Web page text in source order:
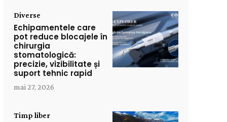
Diverse
Echipamentele care
pot reduce blocajele în
chirurgia
stomatologică:
precizie, vizibilitate și
suport tehnic rapid
mai 27, 2026
Timp liber